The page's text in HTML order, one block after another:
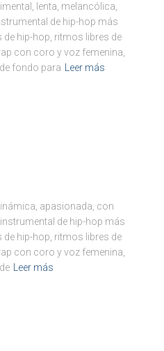
lenta, melancólica,
de hip-hop más
de hip-hop, ritmos libres de
con coro y voz femenina,
fondo para
Leer más
apasionada, con
de hip-hop más
de hip-hop, ritmos libres de
con coro y voz femenina,
Leer más